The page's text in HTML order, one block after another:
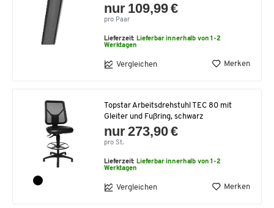
nur 109,99 €
pro Paar
Lieferzeit:Lieferbar innerhalb von 1-2
Werktagen
Vergleichen Merken
Topstar Arbeitsdrehstuhl TEC 80 mit
Gleiter und Fußring, schwarz
nur 273,90 €
pro St.
Lieferzeit:Lieferbar innerhalb von 1-2
Werktagen
Vergleichen Merken